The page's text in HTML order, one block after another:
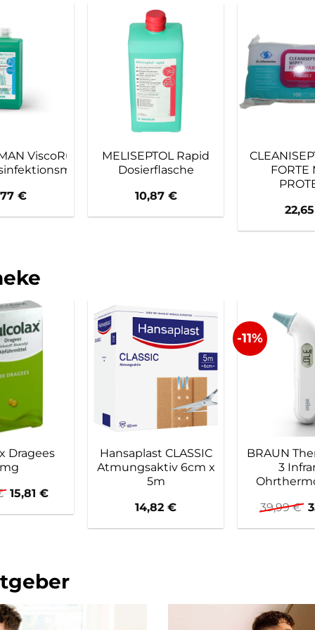
ViscoRub
€
MELISEPTOL Rapid
Dosierflasche
10,87 €
FORTE
22,65
Dragees
Ursprünglicher
Preis
war:
15,81€Aktueller
ist:
Hansaplast CLASSIC
Atmungsaktiv 6cm x
5m
14,82 €
-11%
BRAUN
3
39,99€